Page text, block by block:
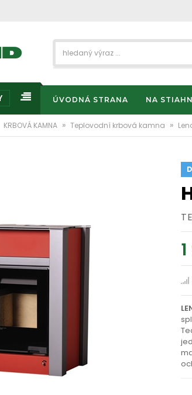
ÚVODNÁ STRANA NA
KRBOVÁ KAMNA » Teplovodní krbová kamna »